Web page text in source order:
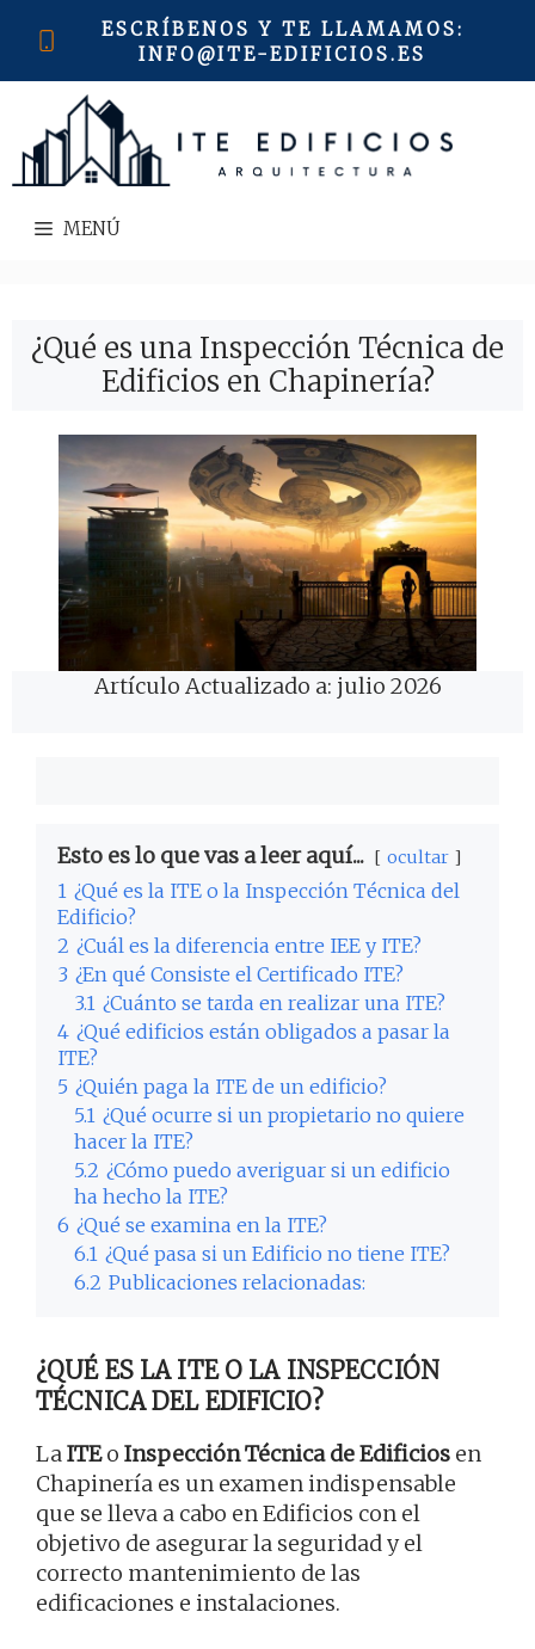
ESCRÍBENOS Y TE LLAMAMOS:
INFO@ITE-EDIFICIOS.ES
MENÚ
¿Qué es una Inspección Técnica de
Edificios en Chapinería?
Artículo Actualizado a: julio 2026
Esto es lo que vas a leer aquí... ocultar
1 ¿Qué es la ITE o la Inspección Técnica del
Edificio?
2 ¿Cuál es la diferencia entre IEE y ITE?
3 ¿En qué Consiste el Certificado ITE?
3.1 ¿Cuánto se tarda en realizar una ITE?
4 ¿Qué edificios están obligados a pasar la
ITE?
5 ¿Quién paga la ITE de un edificio?
5.1 ¿Qué ocurre si un propietario no quiere
hacer la ITE?
5.2 ¿Cómo puedo averiguar si un edificio
ha hecho la ITE?
6 ¿Qué se examina en la ITE?
6.1 ¿Qué pasa si un Edificio no tiene ITE?
6.2 Publicaciones relacionadas:
¿QUÉ ES LA ITE O LA INSPECCIÓN
TÉCNICA DEL EDIFICIO?
LaITEo Inspección Técnica de Edificios en
Chapinería es un examen indispensable
que se lleva a cabo en Edificios con el
objetivo de asegurar la seguridad y el
correcto mantenimiento de las
edificaciones e instalaciones.